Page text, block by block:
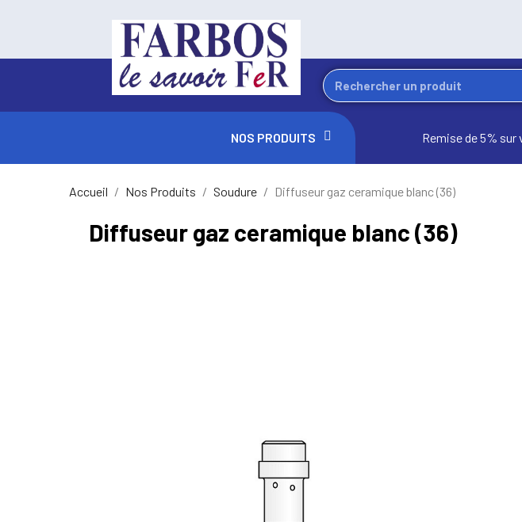
NOS PRODUITS Remise de 5%
Accueil Nos Produits Soudure Diffuseur gaz ceramique blanc (36)
Diffuseur gaz ceramique blanc (36)